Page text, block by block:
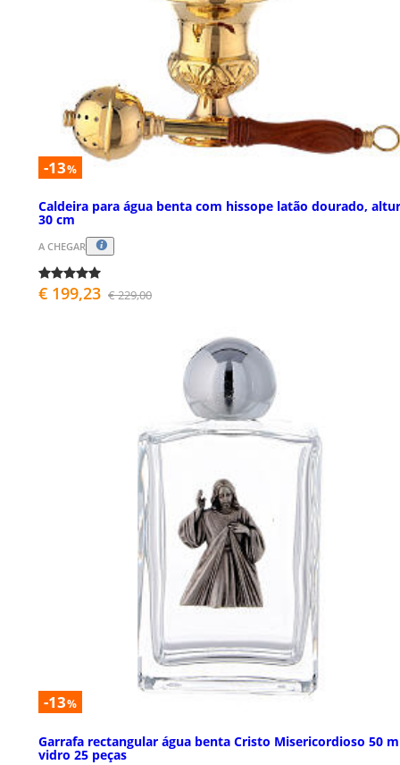
-13%
Caldeira para água benta com hissope latão dourado,
30 cm
A CHEGAR
€ 199,23 € 229,00
-13%
Garrafa rectangular água benta Cristo Misericordioso 50
vidro 25 peças